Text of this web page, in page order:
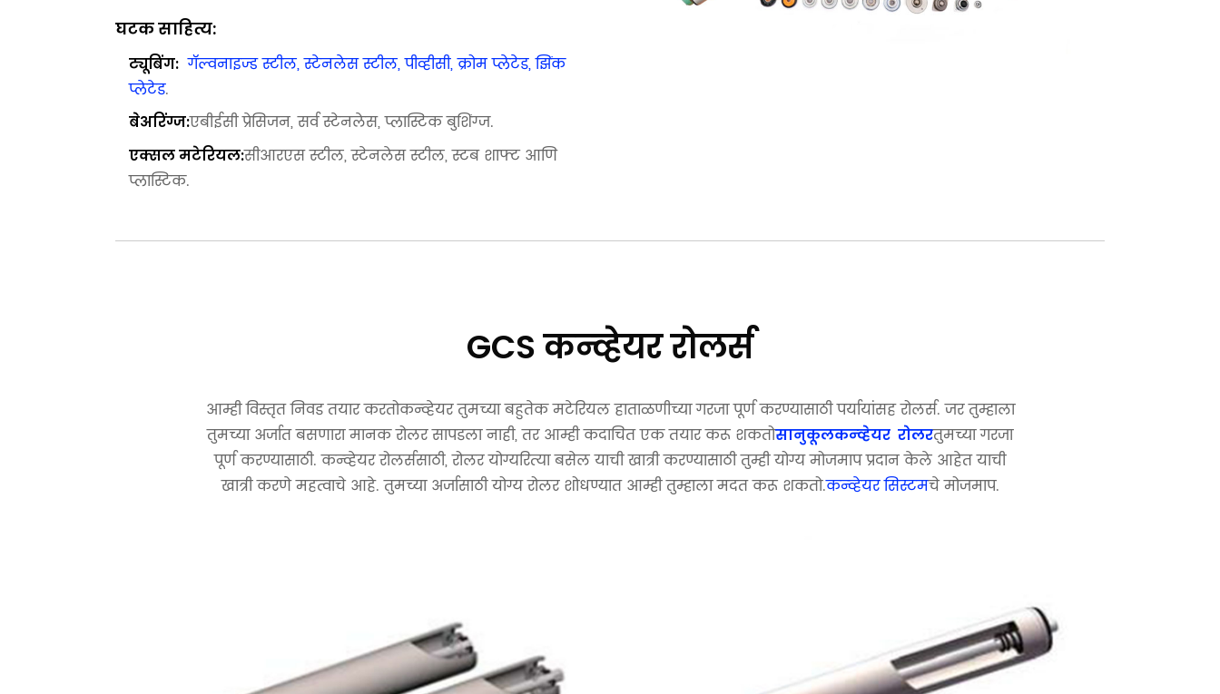
घटक साहित्य:
ट्यूबिंग: गॅल्वनाइज्ड स्टील, स्टेनलेस स्टील, पीव्हीसी, क्रोम प्लेटेड, झिंक
प्लेटेड.
बेअरिंग्ज:एबीईसी प्रेसिजन, सर्व स्टेनलेस, प्लास्टिक बुशिंग्ज.
एक्सल मटेरियल:सीआरएस स्टील, स्टेनलेस स्टील, स्टब शाफ्ट आणि
प्लास्टिक.
GCS कन्व्हेयर रोलर्स
आम्ही विस्तृत निवड तयार करतोकन्व्हेयरतुमच्या बहुतेक मटेरियल हाताळणीच्या गरजा पूर्ण करण्यासाठी पर्यायांसह रोलर्स. जर तुम्हाला
तुमच्या अर्जात बसणारा मानक रोलर सापडला नाही, तर आम्ही कदाचित एक तयार करू शकतोसानुकूलकन्व्हेयर रोलरतुमच्या गरजा
पूर्ण करण्यासाठी. कन्व्हेयर रोलर्ससाठी, रोलर योग्यरित्या बसेल याची खात्री करण्यासाठी तुम्ही योग्य मोजमाप प्रदान केले आहेत याची
खात्री करणे महत्वाचे आहे. तुमच्या अर्जासाठी योग्य रोलर शोधण्यात आम्ही तुम्हाला मदत करू शकतो.कन्व्हेयर सिस्टमचे मोजमाप.